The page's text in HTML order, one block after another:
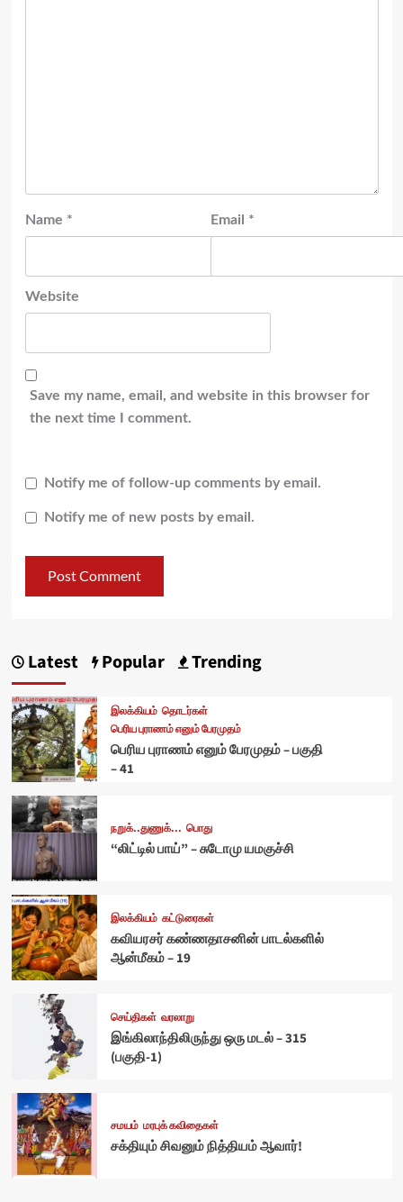
Name * Email *
Website
Save my name, email, and website in this browser for
the next time I comment.
Notify me of follow-up comments by email.
Notify me of new posts by email.
Latest Popular Trending
இலக்கியம் தொடர்கள்
பெரிய புராணம் எனும் பேரமுதம்
பெரிய புராணம் எனும் பேரமுதம் – பகுதி
– 41
நறுக்..துணுக்... பொது
“லிட்டில் பாய்” – சுடோமு யமகுச்சி
இலக்கியம் கட்டுரைகள்
கவியரசர் கண்ணதாசனின் பாடல்களில்
ஆன்மீகம் – 19
செய்திகள் வரலாறு
இங்கிலாந்திலிருந்து ஒரு மடல் – 315
(பகுதி-1)
சமயம் மரபுக் கவிதைகள்
சக்தியும் சிவனும் நித்தியம் ஆவார்!